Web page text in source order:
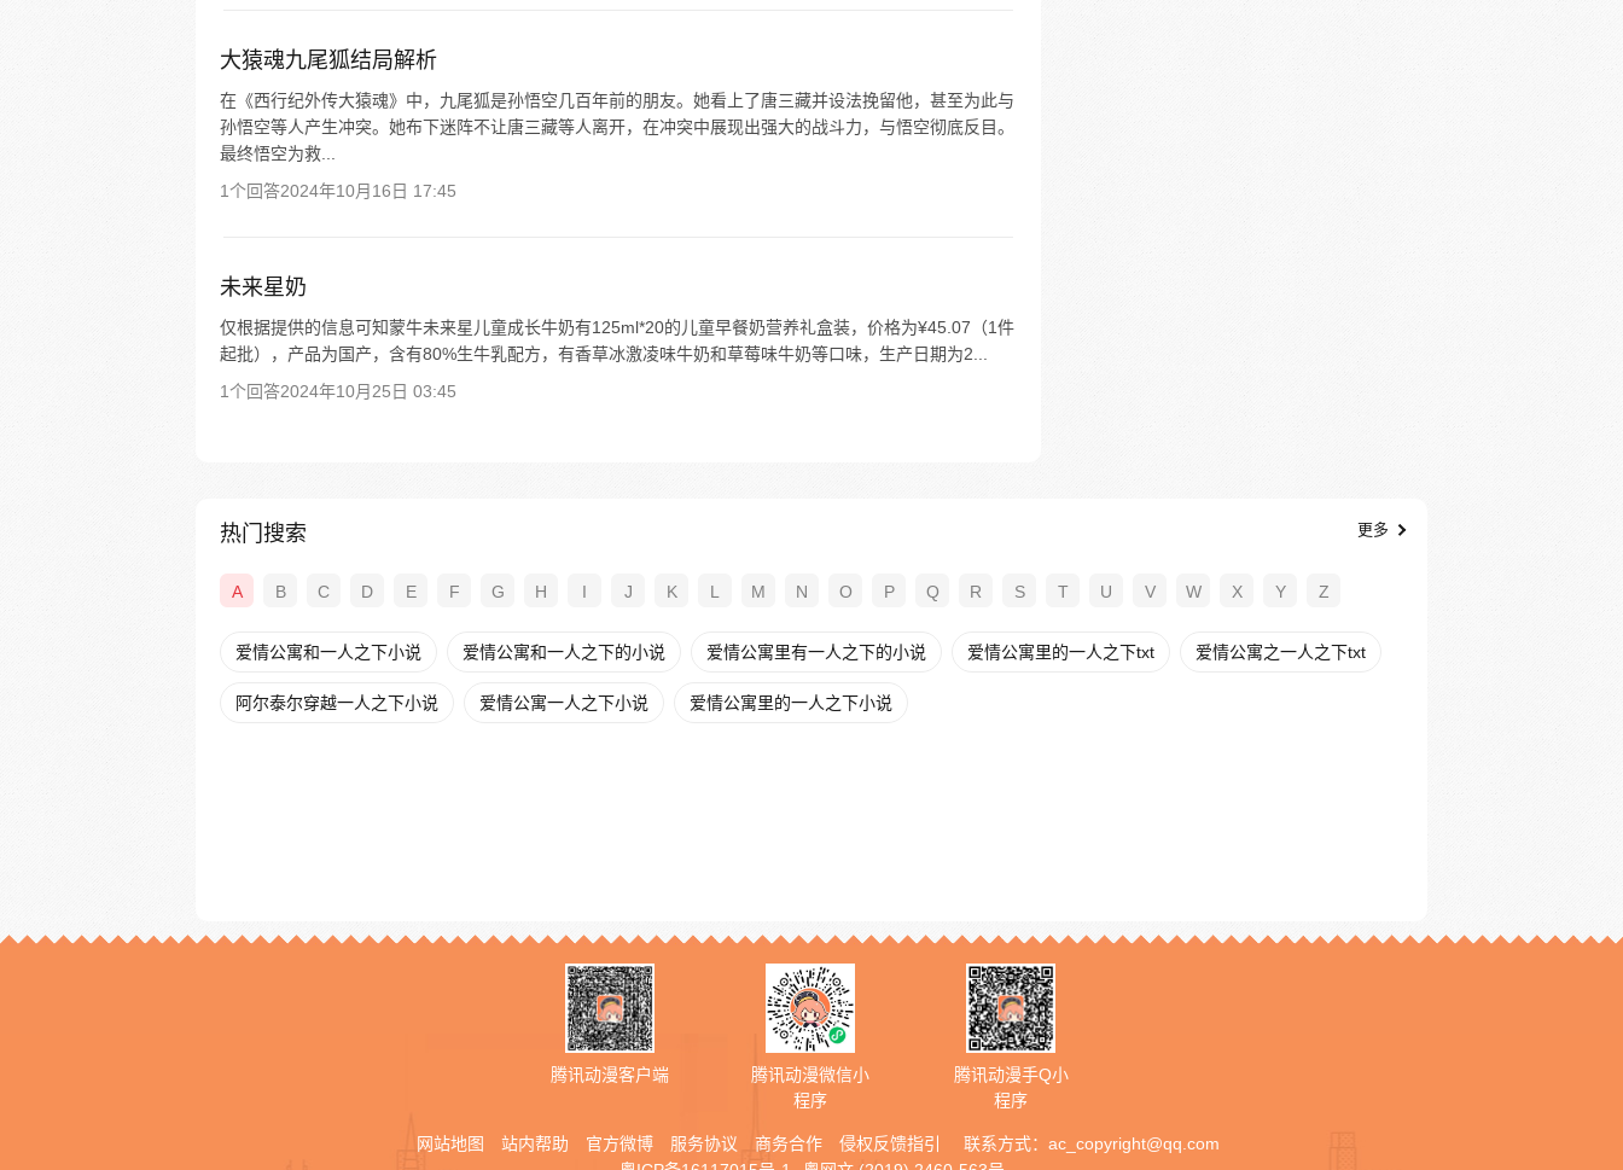
大猿魂九尾狐结局解析
在《西行纪外传大猿魂》中，九尾狐是孙悟空几百年前的朋友。她看上了唐三藏并设法挽留他，甚至为此与
孙悟空等人产生冲突。她布下迷阵不让唐三藏等人离开，在冲突中展现出强大的战斗力，与悟空彻底反目。
最终悟空为救...
1个回答2024年10月16日 17:45
未来星奶
仅根据提供的信息可知蒙牛未来星儿童成长牛奶有125ml*20的儿童早餐奶营养礼盒装，价格为¥45.07（1件
起批），产品为国产，含有80%生牛乳配方，有香草冰激凌味牛奶和草莓味牛奶等口味，生产日期为2...
1个回答2024年10月25日 03:45
热门搜索 更多
A B C D E F G H I J K L M N O P Q R S T U V W X Y Z
爱情公寓和一人之下小说 爱情公寓和一人之下的小说 爱情公寓里有一人之下的小说 爱情公寓里的一人之下txt 爱情公寓之一人之下txt
阿尔泰尔穿越一人之下小说 爱情公寓一人之下小说 爱情公寓里的一人之下小说
腾讯动漫客户端
腾讯动漫微信小
程序
腾讯动漫手Q小
程序
网站地图 站内帮助 官方微博 服务协议 商务合作 侵权反馈指引 联系方式： ac_copyright@qq.com